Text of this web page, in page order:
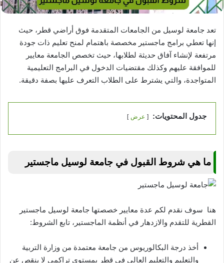
تعد جامعة لوسيل من الجامعات المتقدمة فوق أراضي قطر، حيث
إنها تعطي برامج ماجستير مخصصة باهتمام لمنح تعليم ذات جودة
مرتفعة لإنشاء آفاق حديثة لطلابها، حيث تخصص الجامعة معايير
للموافقة عليهم وكذلك مقتضيات الدخول في البرامج التعليمية
المتواجدة، والتي يشترط على الطلاب التعرف عليها بصفة دقيقة.
جدول المحتويات: عرض
ما هي شروط القبول في جامعة لوسيل ماجستير
هنا سوف نقدم لكم عدة معايير خصصتها جامعة لوسيل ماجستير
القطرية للتقدم والازدهار في أنظمة الماجستير، تابع الشروط:
أخذ درجة البكالوريوس من جامعة معتمدة من وزارة التربية
والتعليم والتعليم العالي في قطر بمستوى تراكمي لا ينقص عن